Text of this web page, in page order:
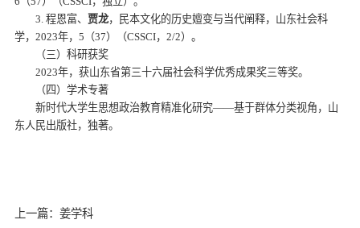
3. 程恩富、 贾龙，民本文化的历史嬗变与当代阐释，山东社会科
学，2023年，5（37）（CSSCI，2/2）。
（三）科研获奖
2023年，获山东省第三十六届社会科学优秀成果奖三等奖。
（四）学术专著
新时代大学生思想政治教育精准化研究——基于群体分类视角，山
东人民出版社，独著。
上一篇：姜学科